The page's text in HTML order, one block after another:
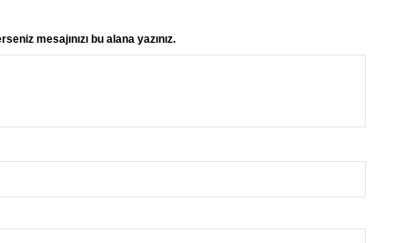
mesajınızı bu alana yazınız.